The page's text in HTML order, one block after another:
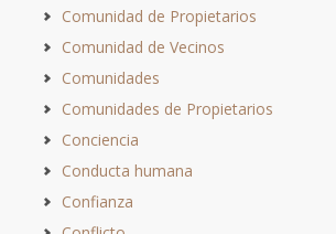
Comunidad de Propietarios
Comunidad de Vecinos
Comunidades
Comunidades de Propietarios
Conciencia
Conducta humana
Confianza